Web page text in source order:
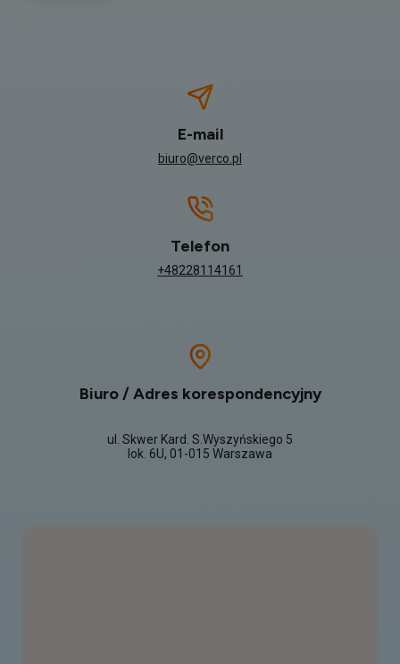
E-mail
biuro@verco.pl
Telefon
+48228114161
Biuro / Adres korespondencyjny
ul. Skwer Kard. S.Wyszyńskiego 5
lok. 6U, 01-015 Warszawa